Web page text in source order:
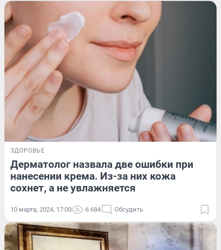
ЗДОРОВЬЕ
Дерматолог назвала две ошибки при
нанесении крема. Из-за них кожа
сохнет, а не увлажняется
10 марта, 2024, 17:00 6 684 Обсудить